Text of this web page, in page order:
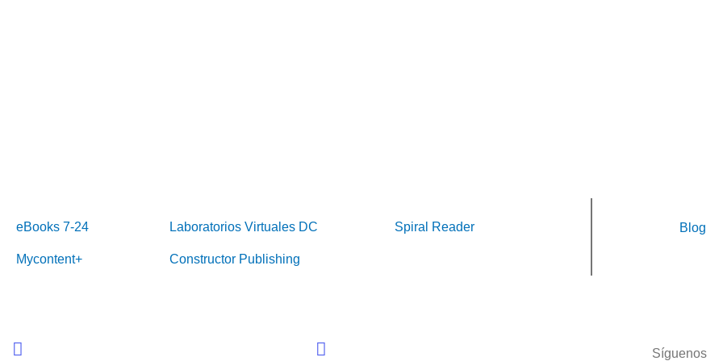
eBooks 7-24
Mycontent+
Laboratorios Virtuales DC
Constructor Publishing
Spiral Reader Blog
Síguenos